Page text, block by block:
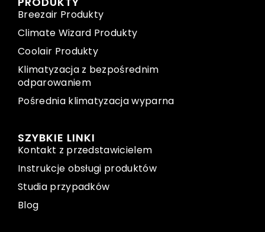
Breezair Produkty
Climate Wizard Produkty
Coolair Produkty
Klimatyzacja z bezpośrednim
odparowaniem
Pośrednia klimatyzacja wyparna
SZYBKIE LINKI
Kontakt z przedstawicielem
Instrukcje obsługi produktów
Studia przypadków
Blog